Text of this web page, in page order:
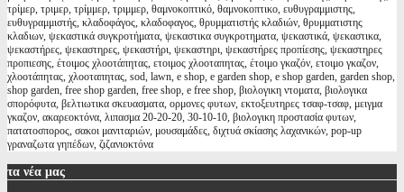
τρίμερ, τριμερ, τρίμμερ, τριμμερ, θαμνοκοπτικό, θαμνοκοπτικο, ευθυγραμμιστης,
ευθυγραμμιστής, κλαδοφάγος, κλαδοφαγος, θρυμματιστής κλαδιών, θρυμματιστης
κλαδιων, ψεκαστικά συγκροτήματα, ψεκαστικα συγκροτηματα, ψεκαστικά, ψεκαστικα,
ψεκαστήρες, ψεκαστηρες, ψεκαστήρι, ψεκαστηρι, ψεκαστήρες προπίεσης, ψεκαστηρες
προπιεσης, έτοιμος χλοοτάπητας, ετοιμος χλοοταπητας, έτοιμο γκαζόν, ετοιμο γκαζον,
χλοοτάπητας, χλοοταπητας, sod, lawn, e shop, e garden shop, e shop garden, garden shop,
shop garden, free shop garden, free shop, e free shop, βιολογικη ντοματα, βιολογικα
σπορόφυτα, βελτιωτικα σκευασματα, ορμονες φυτων, εκτοξευτηρες τσαφ-τσαφ, μειγμα
γκαζον, ακαρεοκτόνα, λιπασμα 20-20-20, 30-10-10, βιολογικη προστασία φυτων,
πατατοσπορος, σακοι μανιταριών, μουσαμάδες, διχτυά σκίασης λαχανικών, pop-up
γραναζωτα γηπέδων, ζιζανιοκτόνα
τα νέα μας